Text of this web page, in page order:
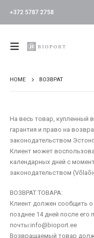
+372 5787 2758
HOME ВОЗВРАТ
На весь товар, купленный
гарантия и право на
законодательством
Клиент может
календарных дней с
законодательством
ВОЗВРАТ ТОВАРА:
Клиент должен сообщить
позднее 14 дней после его
почты:info@bioport.ee
Возвращаемый товар